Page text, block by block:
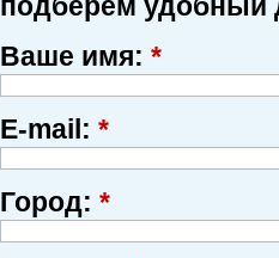
Ваше имя: *
E-mail: *
Город: *